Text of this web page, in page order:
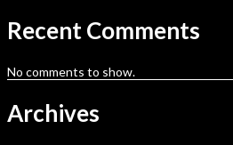
Recent Comments
No comments to show.
Archives